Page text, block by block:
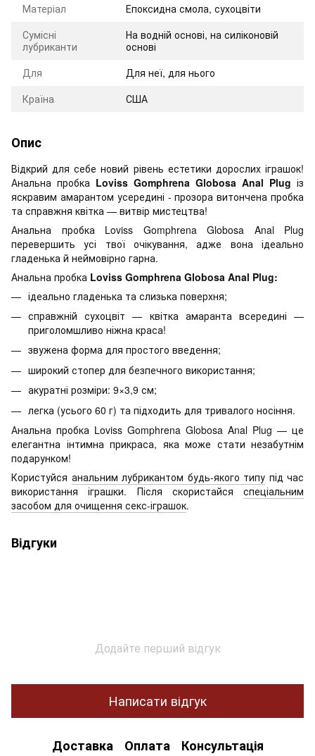
Матеріал
Епоксидна смола, сухоцвіти
Сумісні
лубриканти
На водній основі, на силіконовій
основі
Для
Для неї, для нього
Країна
США
Опис
Відкрий для себе новий рівень естетики дорослих іграшок!
Анальна пробка Loviss Gomphrena Globosa Anal Plug із
яскравим амарантом усередині - прозора витончена пробка
та справжня квітка — витвір мистецтва!
Анальна пробка Loviss Gomphrena Globosa Anal Plug
перевершить усі твої очікування, адже вона ідеально
гладенька й неймовірно гарна.
Анальна пробка Loviss Gomphrena Globosa Anal Plug:
ідеально гладенька та слизька поверхня;
справжній сухоцвіт — квітка амаранта всередині —
приголомшливо ніжна краса!
звужена форма для простого введення;
широкий стопер для безпечного використання;
акуратні розміри: 9×3,9 см;
легка (усього 60 г) та підходить для тривалого носіння.
Анальна пробка Loviss Gomphrena Globosa Anal Plug — це
елегантна інтимна прикраса, яка може стати незабутнім
подарунком!
Користуйся анальним лубрикантом будь-якого типу під час
використання іграшки. Після скористайся спеціальним
засобом для очищення секс-іграшок.
Відгуки
Додайте перший відгук
Написати відгук
Доставка Оплата Консультація